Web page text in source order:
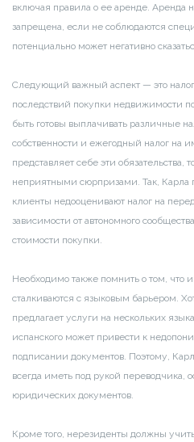
включая правила о ее аренде. Аренда
запрещена, если не соблюдаются
потенциально может негативно
Следующий важный аспект — это
последствий покупки недвижимости
быть готовы выплачивать различные
собственности и ежегодный налог на
представляет себе эти обязательства,
неприятными сюрпризами. Так, Карла
клиенты недооценивают налог на
зависимости от автономного
стоимости покупки.
Необходимо также помнить о том, что
сталкиваются с языковым барьером.
предлагает услуги на нескольких
испанского может привести к
подписании документов. Поэтому,
всегда иметь под рукой переводчика,
юридических документов.
Кроме того, нерезиденты должны